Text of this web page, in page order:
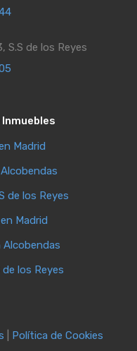
S.S de los Reyes
Madrid
de los Reyes
Madrid
Alcobendas
de los Reyes
Política de Cookies